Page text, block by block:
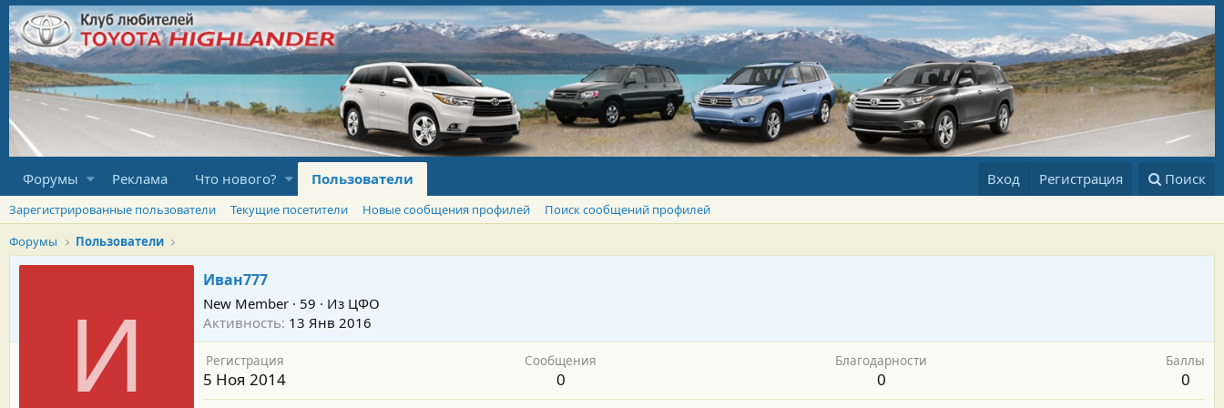
Форумы Реклама Что нового? Пользователи Вход Регистрация Поиск
Зарегистрированные пользователи Текущие посетители Новые сообщения профилей
Поиск сообщений профилей
Форумы
Пользователи
И
Иван777
New Member · 59 · Из ЦФО
Активность 13 Янв 2016
Регистрация
5 Ноя 2014
Сообщения
0
Благодарности
0
Баллы
0